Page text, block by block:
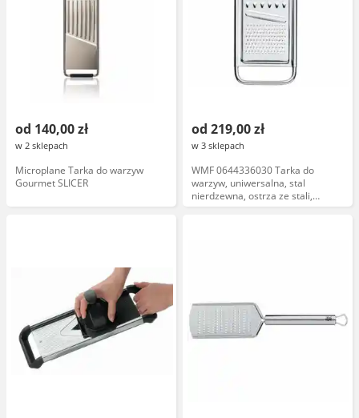
od 140,00 zł
w 2 sklepach
Microplane Tarka do warzyw
Gourmet SLICER
od 219,00 zł
w 3 sklepach
WMF 0644336030 Tarka do
warzyw, uniwersalna, stal
nierdzewna, ostrza ze stali,
ergonomiczny uchwyt